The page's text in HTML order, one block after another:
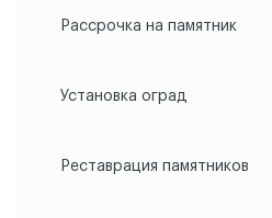
Рассрочка на памятник
Установка оград
Реставрация памятников